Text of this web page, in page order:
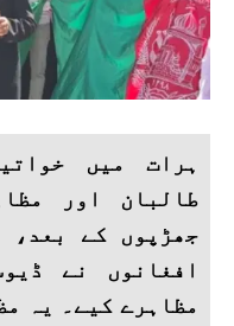
ہرات میں
طالبان اور
جھڑپوں کے بعد،
افغانوں نے
مظاہرے کیے۔ یہ